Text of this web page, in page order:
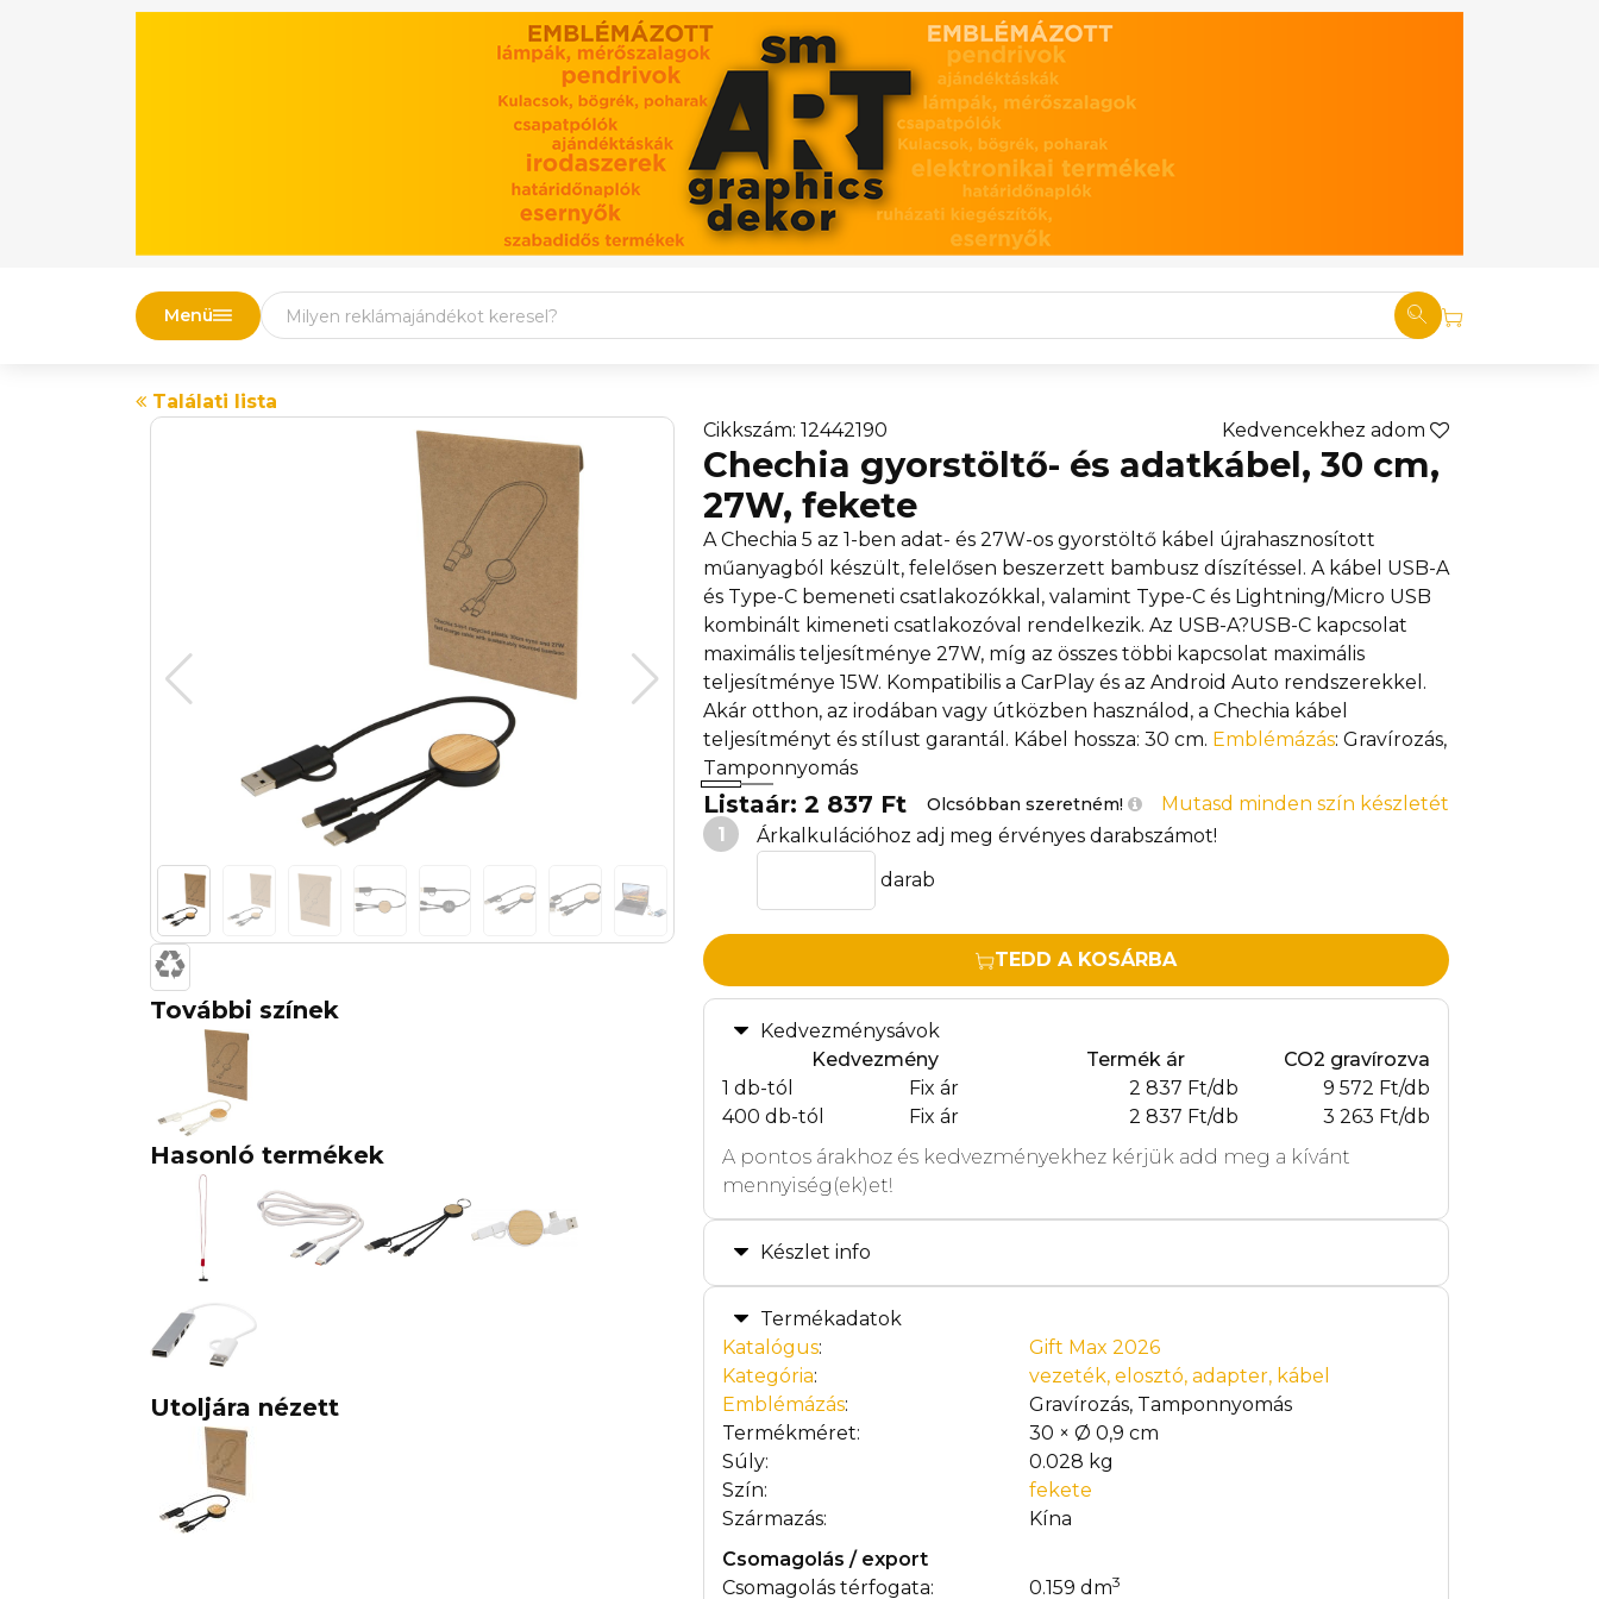
Menü
Találati lista
További színek
Hasonló termékek
Utoljára nézett
Cikkszám: 12442190 Kedvencekhez adom
Chechia gyorstöltő- és adatkábel, 30 cm,
27W, fekete
A Chechia 5 az 1-ben adat- és 27W-os gyorstöltő kábel újrahasznosított
műanyagból készült, felelősen beszerzett bambusz díszítéssel. A kábel USB-A
és Type-C bemeneti csatlakozókkal, valamint Type-C és Lightning/Micro USB
kombinált kimeneti csatlakozóval rendelkezik. Az USB-A?USB-C kapcsolat
maximális teljesítménye 27W, míg az összes többi kapcsolat maximális
teljesítménye 15W. Kompatibilis a CarPlay és az Android Auto rendszerekkel.
Akár otthon, az irodában vagy útközben használod, a Chechia kábel
teljesítményt és stílust garantál. Kábel hossza: 30 cm. Emblémázás: Gravírozás,
Tamponnyomás
Listaár: 2 837 Ft Olcsóbban szeretném!
Mutasd minden szín készletét
1
Árkalkulációhoz adj meg érvényes darabszámot!
darab
TEDD A KOSÁRBA
Kedvezménysávok
Kedvezmény
Termék ár
CO2 gravírozva
1 db-tól
Fix ár 2 837 Ft/db
9 572 Ft/db
400 db-tól
Fix ár 2 837 Ft/db
3 263 Ft/db
A pontos árakhoz és kedvezményekhez kérjük add meg a kívánt
mennyiség(ek)et!
Készlet info
Termékadatok
Katalógus:
Gift Max 2026
Kategória:
vezeték, elosztó, adapter, kábel
Emblémázás:
Gravírozás, Tamponnyomás
Termékméret:
30 × Ø 0,9 cm
Súly:
0.028 kg
Szín:
fekete
Származás:
Kína
Csomagolás / export
Csomagolás térfogata:
0.159 dm3